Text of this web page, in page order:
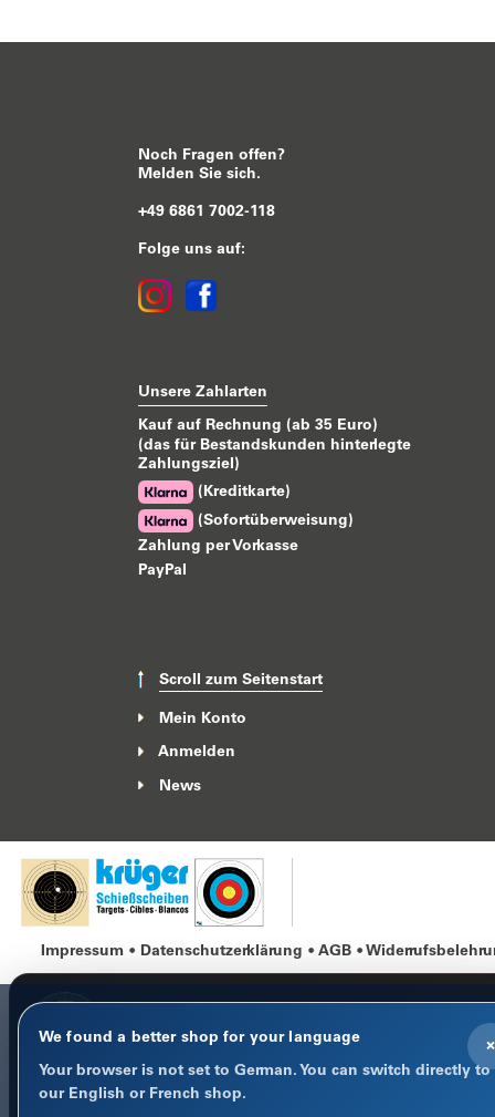
Noch Fragen offen?
Melden Sie sich.
+49 6861 7002-118
Folge uns auf:
Unsere Zahlarten
Kauf auf Rechnung (ab 35 Euro)
(das für Bestandskunden hinterlegte
Zahlungsziel)
(Kreditkarte)
(Sofortüberweisung)
Zahlung per Vorkasse
PayPal
Scroll zum Seitenstart
Mein Konto
Anmelden
News
Impressum Datenschutzerklärung AGB
×
We found a better shop for your language
Your browser is not set to German. You can switch directly to
our English or French shop.
COOKIE-HINWEIS
Datenschutz im Fokus